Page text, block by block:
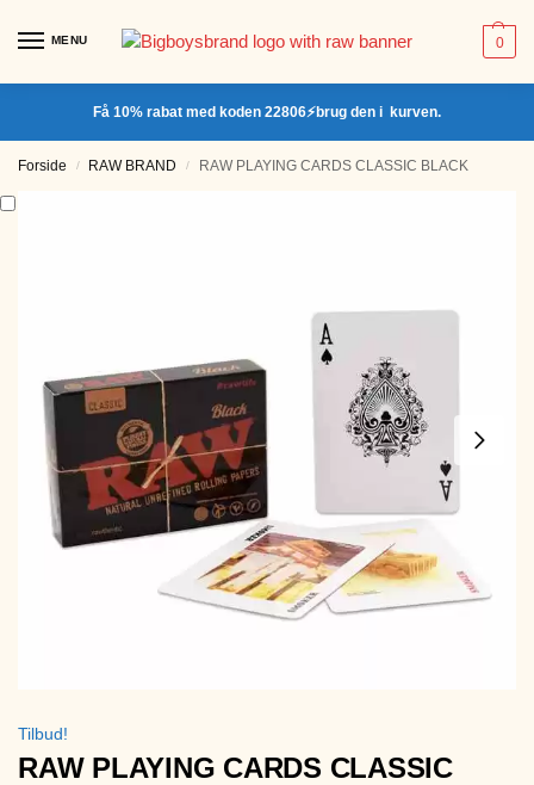
MENU 0
Få 10% rabat med koden 22806⚡brug den i kurven.
Forside / RAW BRAND / RAW PLAYING CARDS CLASSIC BLACK
Tilbud!
RAW PLAYING CARDS CLASSIC